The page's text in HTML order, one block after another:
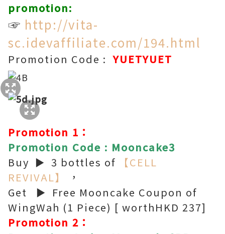
promotion:
☞ http://vita-
sc.idevaffiliate.com/194.html
Promotion Code : YUETYUET
Promotion 1：
Promotion Code : Mooncake3
Buy ► 3 bottles of
【CELL
REVIVAL】
，
Get ► Free Mooncake Coupon of
WingWah (1 Piece) [ worthHKD 237]
Promotion 2：